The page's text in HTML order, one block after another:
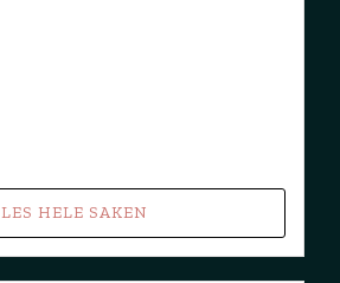
LES HELE SAKEN